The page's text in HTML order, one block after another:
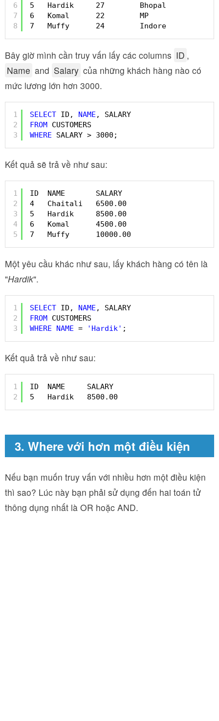
6
7
8
5   Hardik     27        Bhopal
6   Komal      22        MP
7   Muffy      24        Indore
Bây giờ mình cần truy vấn lấy các columns ID ,
Name and Salary của những khách hàng nào có
mức lương lớn hơn 3000.
1
2
3
SELECT ID, NAME , SALARY
FROM CUSTOMERS
WHERE
SALARY > 3000;
Kết quả sẽ trả về như sau:
1
2
3
4
5
ID  NAME       SALARY
4   Chaitali   6500.00
5   Hardik     8500.00
6   Komal      4500.00
7   Muffy      10000.00
Một yêu cầu khác như sau, lấy khách hàng có tên là
"Hardik".
1
2
3
SELECT ID, NAME , SALARY
FROM CUSTOMERS
WHERE
NAME = 'Hardik' ;
Kết quả trả về như sau:
1
2
ID  NAME     SALARY
5   Hardik   8500.00
3. Where với hơn một điều kiện
Nếu bạn muốn truy vấn với nhiều hơn một điều kiện
thì sao? Lúc này bạn phải sử dụng đến hai toán tử
thông dụng nhất là OR hoặc AND.